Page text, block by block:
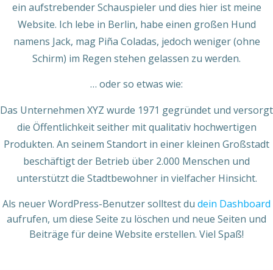
ein aufstrebender Schauspieler und dies hier ist meine
Website. Ich lebe in Berlin, habe einen großen Hund
namens Jack, mag Piña Coladas, jedoch weniger (ohne
Schirm) im Regen stehen gelassen zu werden.
… oder so etwas wie:
Das Unternehmen XYZ wurde 1971 gegründet und versorgt
die Öffentlichkeit seither mit qualitativ hochwertigen
Produkten. An seinem Standort in einer kleinen Großstadt
beschäftigt der Betrieb über 2.000 Menschen und
unterstützt die Stadtbewohner in vielfacher Hinsicht.
Als neuer WordPress-Benutzer solltest du dein Dashboard
aufrufen, um diese Seite zu löschen und neue Seiten und
Beiträge für deine Website erstellen. Viel Spaß!